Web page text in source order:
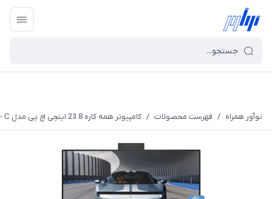
نوآور همراه / فهرست محصولات / کامپیوتر همه کاره 23.8 اینچی اچ پی مدل HP CR0324nh - C